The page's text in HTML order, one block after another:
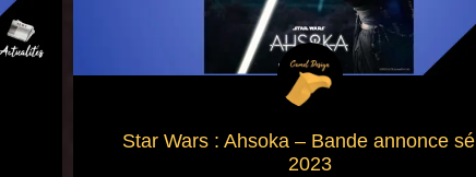
Star Wars : Ahsoka – Bande annonce
2023